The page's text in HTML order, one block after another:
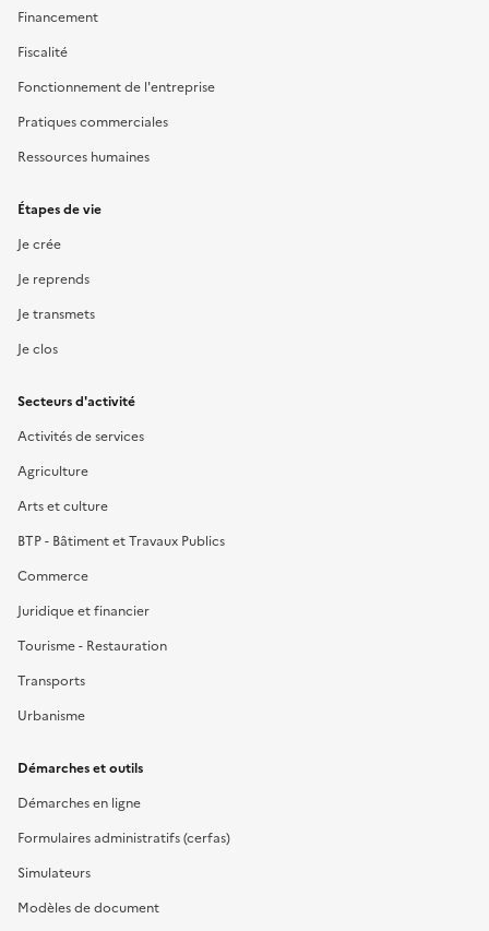
Financement
Fiscalité
Fonctionnement de l'entreprise
Pratiques commerciales
Ressources humaines
Étapes de vie
Je crée
Je reprends
Je transmets
Je clos
Secteurs d'activité
Activités de services
Agriculture
Arts et culture
BTP - Bâtiment et Travaux Publics
Commerce
Juridique et financier
Tourisme - Restauration
Transports
Urbanisme
Démarches et outils
Démarches en ligne
Formulaires administratifs (cerfas)
Simulateurs
Modèles de document